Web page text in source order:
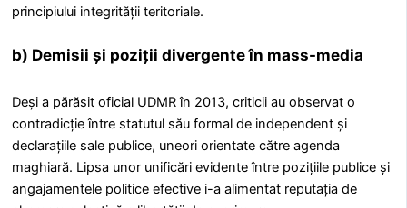
principiului integrității teritoriale.
b) Demisii și poziții divergente în mass-media
Deși a părăsit oficial UDMR în 2013, criticii au observat o
contradicție între statutul său formal de independent și
declarațiile sale publice, uneori orientate către agenda
maghiară. Lipsa unor unificări evidente între pozițiile publice și
angajamentele politice efective i-a alimentat reputația de